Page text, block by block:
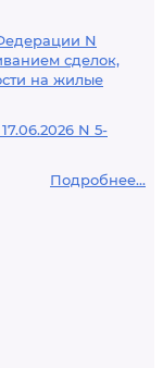
N
сделок,
на жилые
N 5-
Подробнее...